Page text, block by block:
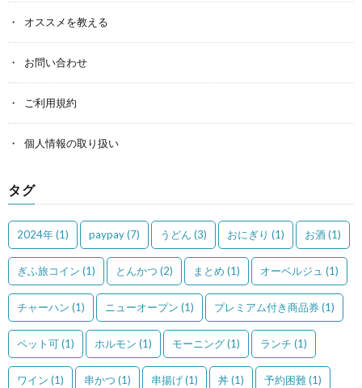
オススメを教える
お問い合わせ
ご利用規約
個人情報の取り扱い
タグ
2024年(1) paypay(7) うどん (3) おにぎり (1) お酒(1)
ぎふ旅コイン (1) とんかつ (2) まとめ (1) オーベルジュ (1)
チャーハン (1) ニューオープン (1) プレミアム付き商品券(1)
ペット可(1) ホルモン (1) モーニング(1) ランチ (1)
ワイン (1) 串かつ (1) 串揚げ(1) 丼(1) 予約困難(1)